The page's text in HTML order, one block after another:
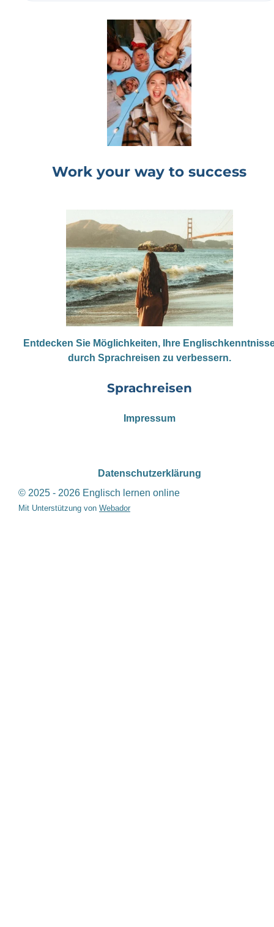
Work your way to success
Entdecken Sie Möglichkeiten, Ihre
durch Sprachreisen zu verbessern.
Sprachreisen
Impressum
Datenschutzerklärung
© 2025 - 2026 Englisch lernen online
Mit Unterstützung von Webador